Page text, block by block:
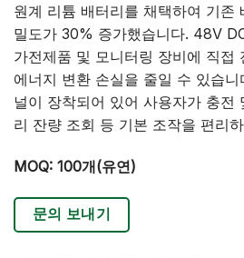
원계 리튬 배터리를 채택하여 기존
밀도가 30% 증가했습니다. 48V
가전제품 및 모니터링 장비에 직접
에너지 변환 손실을 줄일 수 있습
널이 장착되어 있어 사용자가 충전
리 잔량 조회 등 기본 조작을 편리
MOQ: 100개(유연)
문의 보내기